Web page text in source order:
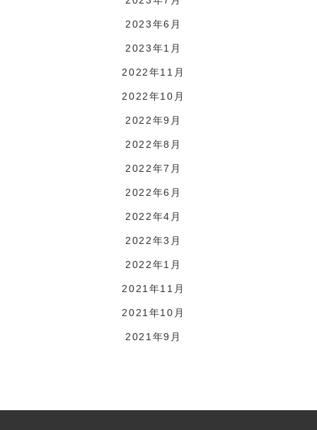
2023年6月
2023年1月
2022年11月
2022年10月
2022年9月
2022年8月
2022年7月
2022年6月
2022年4月
2022年3月
2022年1月
2021年11月
2021年10月
2021年9月